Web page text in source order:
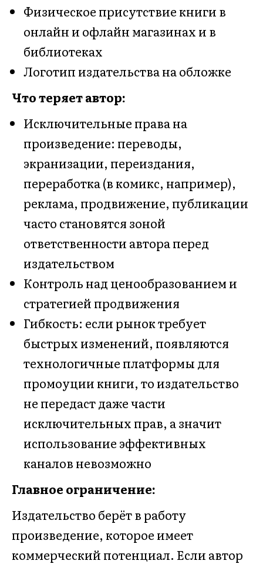
Физическое присутствие книги в
онлайн и офлайн магазинах и в
библиотеках
Логотип издательства на обложке
Что теряет автор:
Исключительные права на
произведение: переводы,
экранизации, переиздания,
переработка (в комикс, например),
реклама, продвижение, публикации
часто становятся зоной
ответственности автора перед
издательством
Контроль над ценообразованием и
стратегией продвижения
Гибкость: если рынок требует
быстрых изменений, появляются
технологичные платформы для
промоуции книги, то издательство
не передаст даже части
исключительных прав, а значит
использование эффективных
каналов невозможно
Главное ограничение:
Издательство берёт в работу
произведение, которое имеет
коммерческий потенциал. Если автор